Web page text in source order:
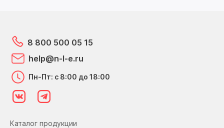
Каталог продукции
8 800 500 05 15
help@n-l-e.ru
Пн-Пт: с 8:00 до 18:00